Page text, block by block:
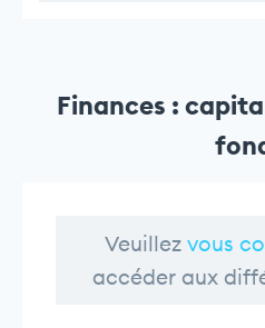
Finances :
Veuillez vous
accéder aux